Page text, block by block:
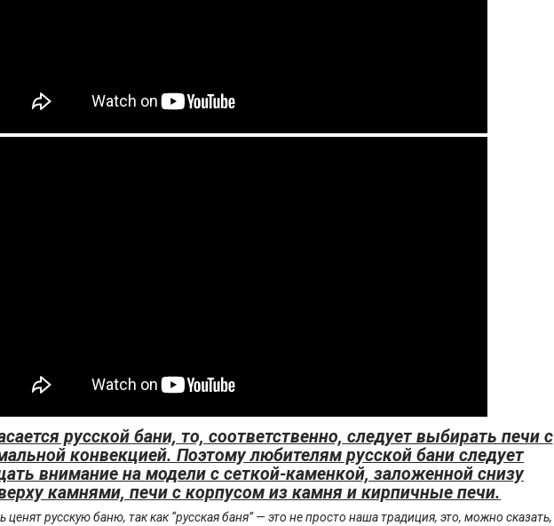
русской бани, то, соответственно, следует выбирать печи с
конвекцией. Поэтому любителям русской бани следует
внимание на модели с сеткой-каменкой, заложенной снизу
камнями, печи с корпусом из камня и кирпичные печи.
ценят русскую баню, так как “русская баня” — это не просто наша традиция, это, можно сказать,